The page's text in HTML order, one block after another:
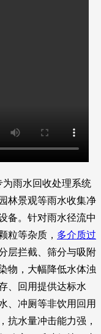
雨水回收处理系统
林景观等雨水收集净
备。针对雨水径流中
粒等杂质， 多介质过
层拦截、筛分与吸附
物，大幅降低水体浊
、回用提供达标水
、冲厕等非饮用回用
抗水量冲击能力强，